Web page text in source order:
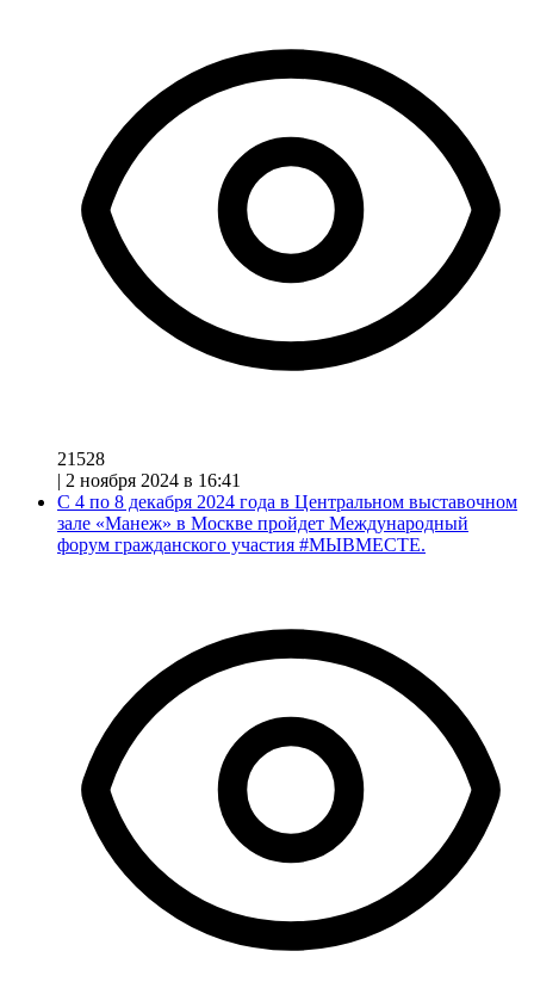
21528
| 2 ноября 2024 в 16:41
С 4 по 8 декабря 2024 года в Центральном выставочном
зале «Манеж» в Москве пройдет Международный
форум гражданского участия #МЫВМЕСТЕ.